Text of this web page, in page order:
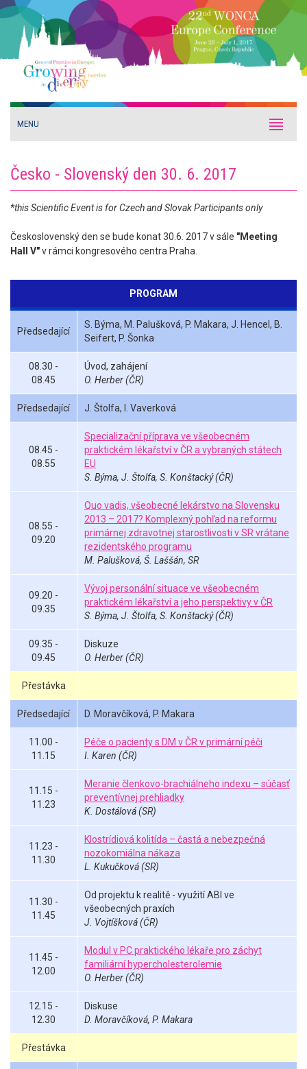
MENU
Česko - Slovenský den 30. 6. 2017
*this Scientific Event is for Czech and Slovak Participants only
Československý den se bude konat 30.6. 2017 v sále "Meeting
Hall V"v rámci kongresového centra Praha.
PROGRAM
Předsedající
S. Býma, M. Palušková, P. Makara, J. Hencel, B.
Seifert, P. Šonka
08.30 -
08.45
Úvod, zahájení
O. Herber (ČR)
Předsedající J. Štolfa, I. Vaverková
08.45 -
08.55
Specializační příprava ve všeobecném
praktickém lékařství v ČR a vybraných státech
EU
S. Býma, J. Štolfa, S. Konštacký (ČR)
08.55 -
09.20
Quo vadis, všeobecné lekárstvo na Slovensku
2013 – 2017? Komplexný pohľad na reformu
primárnej zdravotnej starostlivosti v SR vrátane
rezidentského programu
M. Palušková, Š. Laššán, SR
09.20 -
09.35
Vývoj personální situace ve všeobecném
praktickém lékařství a jeho perspektivy v ČR
S. Býma, J. Štolfa, S. Konštacký (ČR)
09.35 -
09.45
Diskuze
O. Herber (ČR)
Přestávka
Předsedající D. Moravčíková, P. Makara
11.00 -
11.15
Péče o pacienty s DM v ČR v primární péči
I. Karen (ČR)
11.15 -
11.23
Meranie členkovo-brachiálneho indexu – súčasť
preventívnej prehliadky
K. Dostálová (SR)
11.23 -
11.30
Klostrídiová kolitída – častá a nebezpečná
nozokomiálna nákaza
L. Kukučková (SR)
11.30 -
11.45
Od projektu k realitě - využití ABI ve
všeobecných praxích
J. Vojtíšková (ČR)
11.45 -
12.00
Modul v PC praktického lékaře pro záchyt
familiární hypercholesterolemie
O. Herber (ČR)
12.15 -
12.30
Diskuse
D. Moravčíková, P. Makara
Přestávka